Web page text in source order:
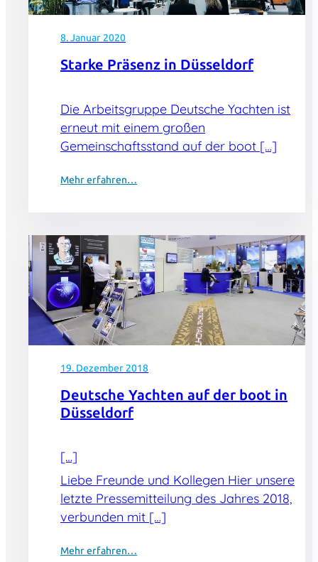
8. Januar 2020
Starke Präsenz in Düsseldorf
Die Arbeitsgruppe Deutsche Yachten ist
erneut mit einem großen
Gemeinschaftsstand auf der boot […]
Mehr erfahren…
19. Dezember 2018
Deutsche Yachten auf der boot in
Düsseldorf
[…]
Liebe Freunde und Kollegen Hier unsere
letzte Pressemitteilung des Jahres 2018,
verbunden mit […]
Mehr erfahren…